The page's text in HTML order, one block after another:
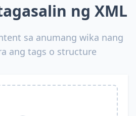
ng XML
sa anumang wika nang
ang tags o structure